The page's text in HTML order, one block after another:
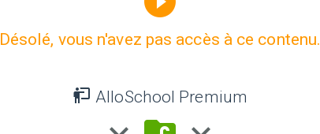
Désolé, vous n'avez pas accès à ce contenu.
AlloSchool Premium